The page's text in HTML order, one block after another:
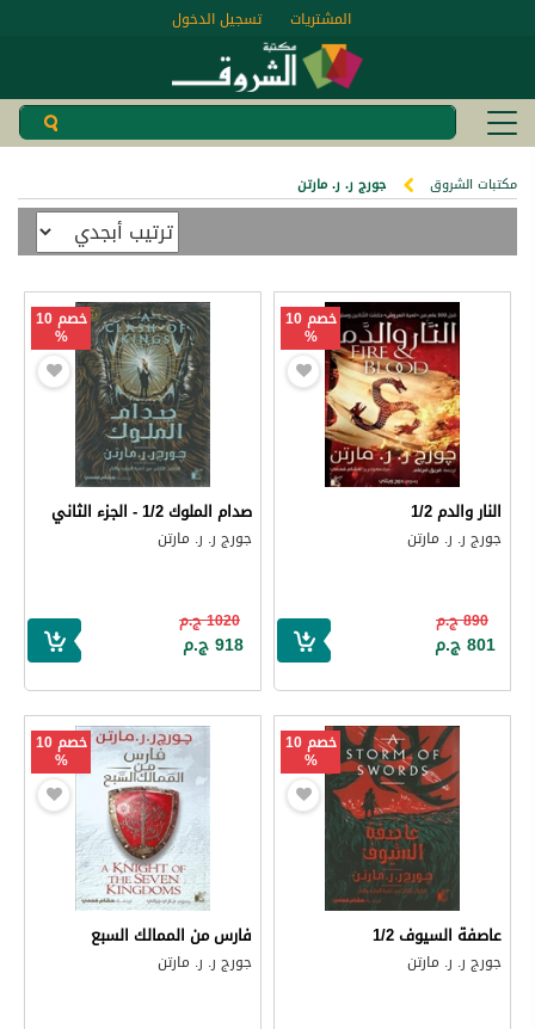
تسجيل الدخول المشتريات
مكتبات الشروق جورج ر. ر. مارتن
خصم 10
%
النار والدم 1/2
جورج ر. ر. مارتن
890 ج.م
801 ج.م
خصم 10
%
صدام الملوك 1/2 - الجزء الثاني
جورج ر. ر. مارتن
1020 ج.م
918 ج.م
خصم 10
%
عاصفة السيوف 1/2
جورج ر. ر. مارتن
خصم 10
%
فارس من الممالك السبع
جورج ر. ر. مارتن